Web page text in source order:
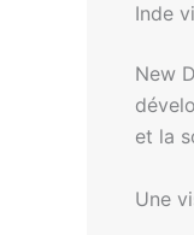
Inde
New
et la
Une